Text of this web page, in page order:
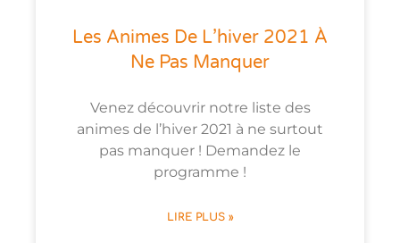
Les Animes De L’hiver 2021 À
Ne Pas Manquer
Venez découvrir notre liste des
animes de l’hiver 2021 à ne surtout
pas manquer ! Demandez le
programme !
LIRE PLUS »